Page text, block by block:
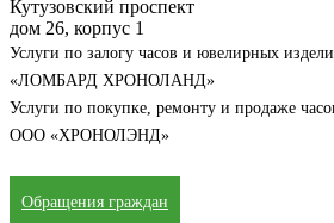
Кутузовский проспект
дом 26, корпус 1
Услуги по залогу часов и ювелирных
«ЛОМБАРД ХРОНОЛАНД»
Услуги по покупке, ремонту и продаже
ООО «ХРОНОЛЭНД»
Обращения граждан